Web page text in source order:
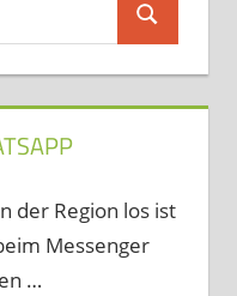
Suchen
der Region los ist
Messenger
…